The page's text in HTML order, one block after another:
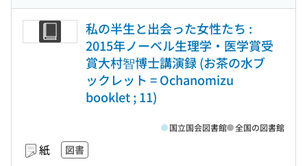
私の半生と出会った女性たち :
2015年ノーベル生理学・医学賞受
賞大村智博士講演録 (お茶の水ブ
ックレット = Ochanomizu
booklet ; 11)
紙 図書
国立国会図書館 全国の図書館